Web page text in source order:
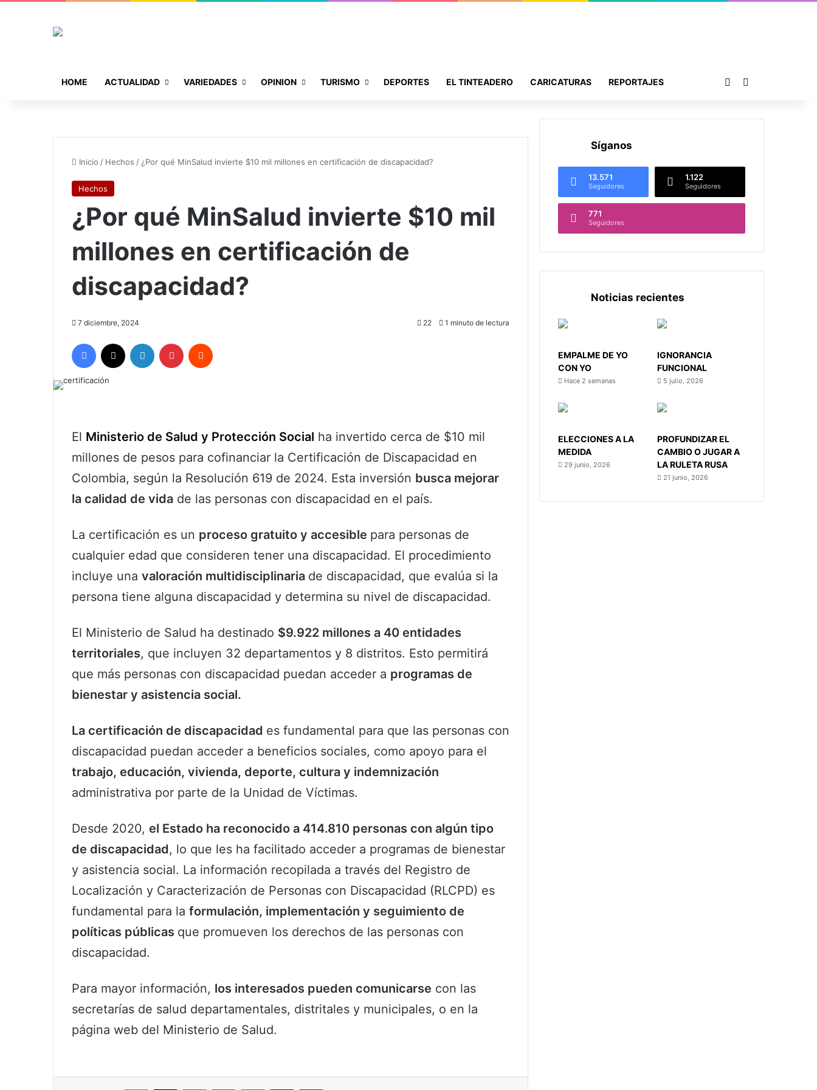
HOME ACTUALIDAD VARIEDADES OPINION TURISMO DEPORTES EL TINTEADERO CARICATURAS REPORTAJES Publicación al azar
Inicio / Hechos / ¿Por qué MinSalud invierte $10 mil millones en certificación de discapacidad?
Hechos
¿Por qué MinSalud invierte $10 mil
millones en certificación de
discapacidad?
7 diciembre, 2024 22 1 minuto de lectura
Facebook LinkedIn Pinterest
El Ministerio de Salud y Protección Social ha invertido cerca de $10 mil
millones de pesos para cofinanciar la Certificación de Discapacidad en
Colombia, según la Resolución 619 de 2024. Esta inversión busca mejorar
la calidad de vida de las personas con discapacidad en el país.
La certificación es un proceso gratuito y accesible para personas de
cualquier edad que consideren tener una discapacidad. El procedimiento
incluye una valoración multidisciplinaria de discapacidad, que evalúa si la
persona tiene alguna discapacidad y determina su nivel de discapacidad.
El Ministerio de Salud ha destinado $9.922 millones a 40 entidades
territoriales, que incluyen 32 departamentos y 8 distritos. Esto permitirá
que más personas con discapacidad puedan acceder a programas de
bienestar y asistencia social.
La certificación de discapacidad es fundamental para que las personas con
discapacidad puedan acceder a beneficios sociales, como apoyo para el
trabajo, educación, vivienda, deporte, cultura y indemnización
administrativa por parte de la Unidad de Víctimas.
Desde 2020, el Estado ha reconocido a 414.810 personas con algún tipo
de discapacidad, lo que les ha facilitado acceder a programas de bienestar
y asistencia social. La información recopilada a través del Registro de
Localización y Caracterización de Personas con Discapacidad (RLCPD) es
fundamental para la formulación, implementación y seguimiento de
políticas públicas que promueven los derechos de las personas con
discapacidad.
Para mayor información, los interesados pueden comunicarse con las
secretarías de salud departamentales, distritales y municipales, o en la
página web del Ministerio de Salud.
Síganos
13.571
Seguidores
1.122
Seguidores
771
Seguidores
Noticias recientes
EMPALME DE YO
CON YO
Hace 2 semanas
IGNORANCIA
FUNCIONAL
5 julio, 2026
ELECCIONES A LA
MEDIDA
29 junio, 2026
PROFUNDIZAR EL
CAMBIO O JUGAR A
LA RULETA RUSA
21 junio, 2026